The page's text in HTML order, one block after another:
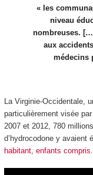
« les
niveau
nombreuses.
aux
médecins
La Virginie-Occidentale,
particulièrement visée
2007 et 2012, 780
d’hydrocodone y avaient
habitant, enfants compris